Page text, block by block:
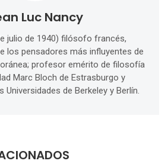
Luc Nancy
julio de 1940) filósofo francés,
los pensadores más influyentes de
profesor emérito de filosofía
Marc Bloch de Estrasburgo y
Universidades de Berkeley y Berlín.